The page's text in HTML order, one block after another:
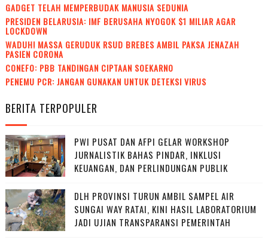
GADGET TELAH MEMPERBUDAK MANUSIA SEDUNIA
PRESIDEN BELARUSIA: IMF BERUSAHA NYOGOK $1 MILIAR AGAR
LOCKDOWN
WADUH! MASSA GERUDUK RSUD BREBES AMBIL PAKSA JENAZAH
PASIEN CORONA
CONEFO: PBB TANDINGAN CIPTAAN SOEKARNO
PENEMU PCR: JANGAN GUNAKAN UNTUK DETEKSI VIRUS
BERITA TERPOPULER
PWI PUSAT DAN AFPI GELAR WORKSHOP
JURNALISTIK BAHAS PINDAR, INKLUSI
KEUANGAN, DAN PERLINDUNGAN PUBLIK
DLH PROVINSI TURUN AMBIL SAMPEL AIR
SUNGAI WAY RATAI, KINI HASIL LABORATORIUM
JADI UJIAN TRANSPARANSI PEMERINTAH